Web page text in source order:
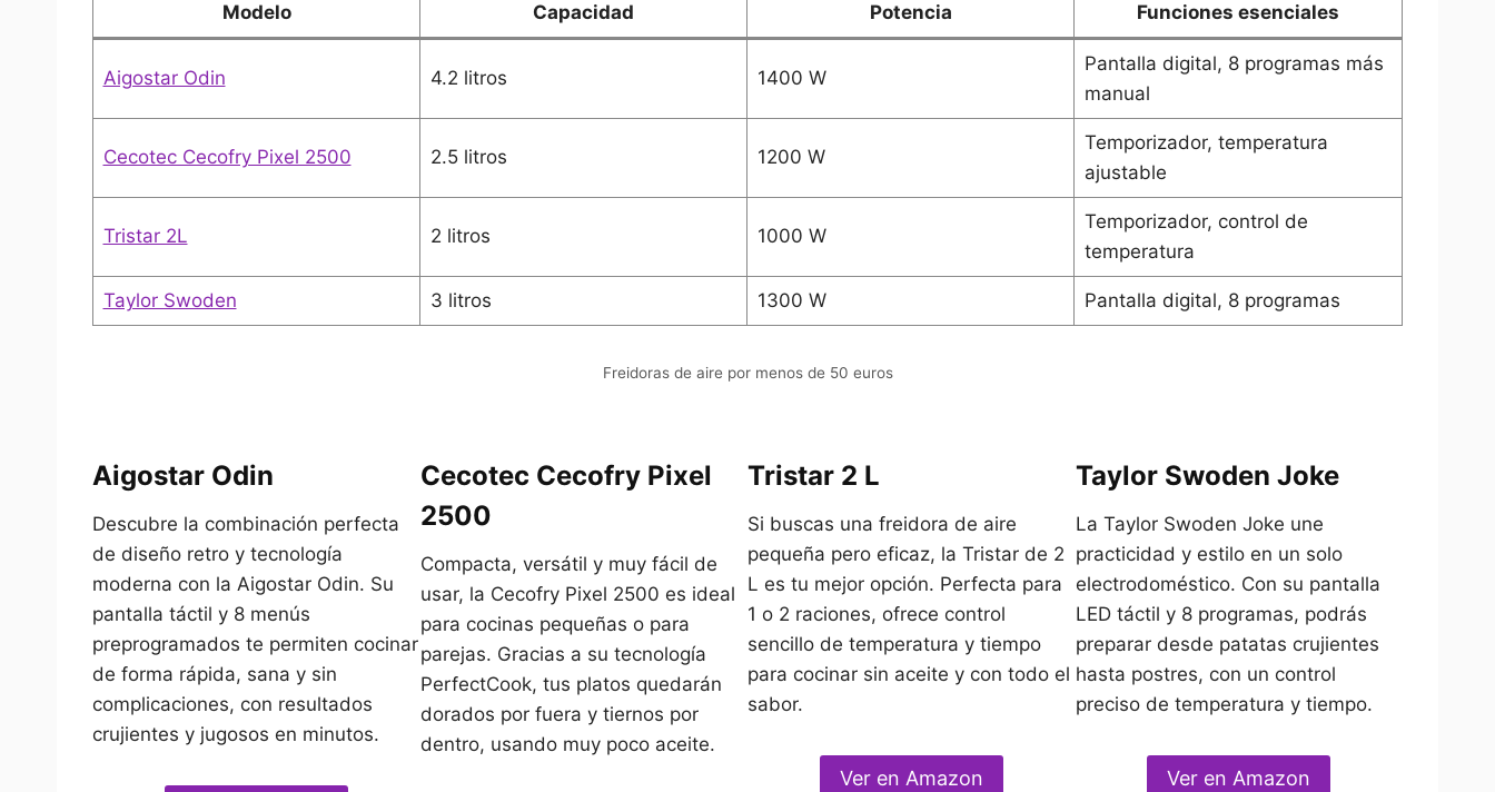
Modelo Capacidad Potencia Funciones esenciales
Aigostar Odin 4.2 litros 1400 W
Pantalla digital, 8 programas más
manual
Cecotec Cecofry Pixel 2500 2.5 litros 1200 W
Temporizador, temperatura
ajustable
Tristar 2L 2 litros 1000 W
Temporizador, control de
temperatura
Taylor Swoden 3 litros 1300 W Pantalla digital, 8 programas
Freidoras de aire por menos de 50 euros
Aigostar Odin
Descubre la combinación perfecta
de diseño retro y tecnología
moderna con la Aigostar Odin. Su
pantalla táctil y 8 menús
preprogramados te permiten cocinar
de forma rápida, sana y sin
complicaciones, con resultados
crujientes y jugosos en minutos.
Cecotec Cecofry Pixel
2500
Compacta, versátil y muy fácil de
usar, la Cecofry Pixel 2500 es ideal
para cocinas pequeñas o para
parejas. Gracias a su tecnología
PerfectCook, tus platos quedarán
dorados por fuera y tiernos por
dentro, usando muy poco aceite.
Tristar 2 L
Si buscas una freidora de aire
pequeña pero eficaz, la Tristar de 2
L es tu mejor opción. Perfecta para
1 o 2 raciones, ofrece control
sencillo de temperatura y tiempo
para cocinar sin aceite y con todo el
sabor.
Ver en Amazon
Taylor Swoden Joke
La Taylor Swoden Joke une
practicidad y estilo en un solo
electrodoméstico. Con su pantalla
LED táctil y 8 programas, podrás
preparar desde patatas crujientes
hasta postres, con un control
preciso de temperatura y tiempo.
Ver en Amazon